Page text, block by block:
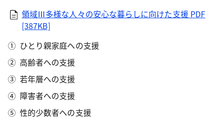
領域Ⅲ多様な人々の安心な暮らしに向けた支援 PDF
[387KB]
ひとり親家庭への支援
高齢者への支援
若年層への支援
障害者への支援
性的少数者への支援